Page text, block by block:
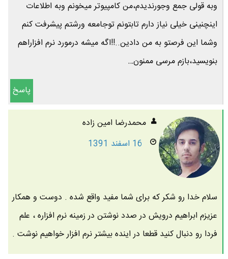
وبه قولی جمع وجورندیدم،من کامپیوتر میخونم وبه اطلاعات
اینچنینی خیلی نیاز دارم تابتونم توجامعه ورشتم پیشرفت کنم
وشما این فرصتو به من دادین..!!اگه میشه درمورد نرم افزاراهم
بنویسید،بازم مرسی ممنون…
پاسخ
محمدرضا امين زاده
16 اسفند 1391
سلام خدا رو شکر که برای شما مفید واقع شده . دوست و همکار
عزیزم ابراهیم درویش در صدد نوشتن در زمینه نرم افزاره ، علم
فردا رو دنبال کنید قطعا در اینده بیشتر نرم افزار خواهیم نوشت .